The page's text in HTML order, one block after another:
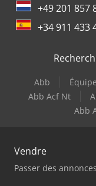
+49 201 857
+34 911 433
Abb
Abb Acf Nt
Abb
Vendre
Passer des annonces